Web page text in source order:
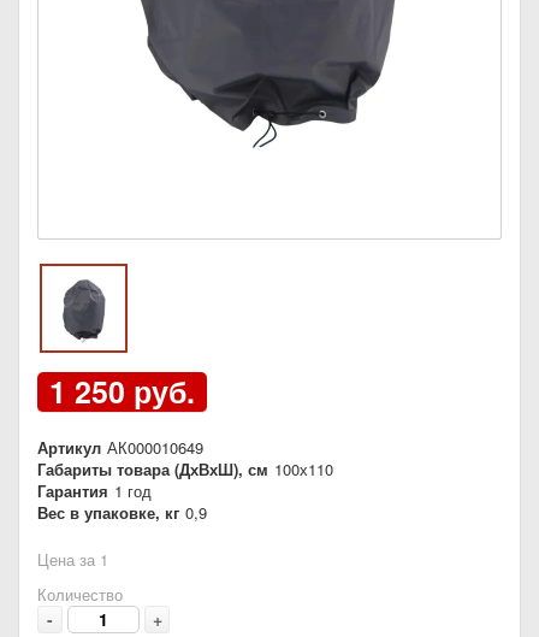
1 250 руб.
Артикул АК000010649
Габариты товара (ДхВхШ), см 100х110
Гарантия 1 год
Вес в упаковке, кг 0,9
Цена за 1
Количество
- +